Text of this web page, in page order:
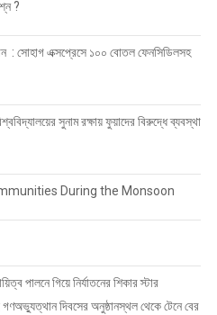
?
: সোহাগ এক্সপ্রেসে ১০০ বোতল ফেনসিডিলসহ
সুনাম রক্ষায় ফুয়াদের বিরুদ্ধে ব্যবস্থা
During the Monsoon
পালনে গিয়ে নির্যাতনের শিকার স্টার
দিবসের অনুষ্ঠানস্থল থেকে টেনে বের